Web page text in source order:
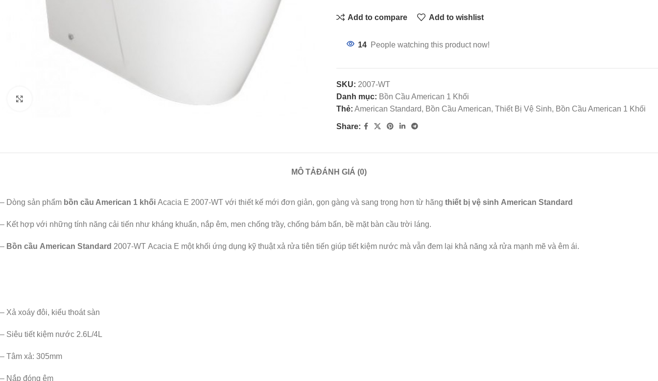
Add to compare Add to wishlist
14 People watching this product now!
SKU: 2007-WT
Danh mục: Bồn Cầu American 1 Khối
Thẻ: American Standard, Bồn Cầu American, Thiết Bị Vệ Sinh, Bồn Cầu American 1 Khối
Share:
MÔ TẢĐÁNH GIÁ (0)
– Dòng sản phẩm bồn cầu American 1 khối Acacia E 2007-WT với thiết kế mới đơn giản, gọn gàng và sang trọng hơn từ hãng thiết bị vệ sinh American Standard
– Kết hợp với những tính năng cải tiến như kháng khuẩn, nắp êm, men chống trầy, chống bám bẩn, bề mặt bàn cầu trời láng.
– Bồn cầu American Standard 2007-WT Acacia E một khối ứng dụng kỹ thuật xả rửa tiên tiến giúp tiết kiệm nước mà vẫn đem lại khả năng xả rửa mạnh mẽ và êm ái.
– Xả xoáy đôi, kiểu thoát sàn
– Siêu tiết kiệm nước 2.6L/4L
– Tâm xả: 305mm
– Nắp đóng êm